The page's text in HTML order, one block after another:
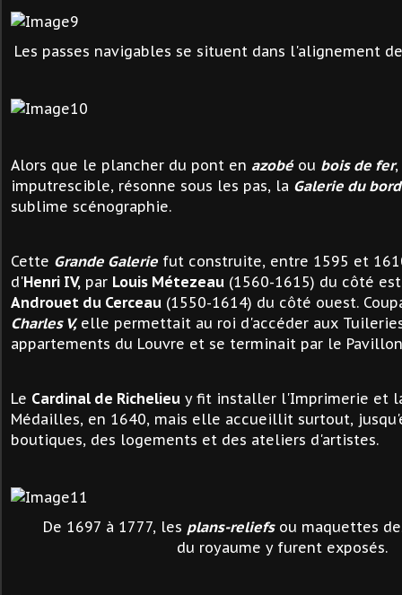
Les passes navigables se situent dans l'alignement
Alors que le plancher du pont en azobé ou bois de fer
imputrescible, résonne sous les pas, la Galerie du
sublime scénographie.
Cette Grande Galerie fut construite, entre 1595 et
d'Henri IV, par Louis Métezeau (1560-1615) du côté
Androuet du Cerceau (1550-1614) du côté ouest.
Charles V, elle permettait au roi d'accéder aux
appartements du Louvre et se terminait par le
Le Cardinal de Richelieu y fit installer l'Imprimerie et
Médailles, en 1640, mais elle accueillit surtout,
boutiques, des logements et des ateliers d'artistes.
De 1697 à 1777, les plans-reliefsou maquettes
du royaume y furent exposés.